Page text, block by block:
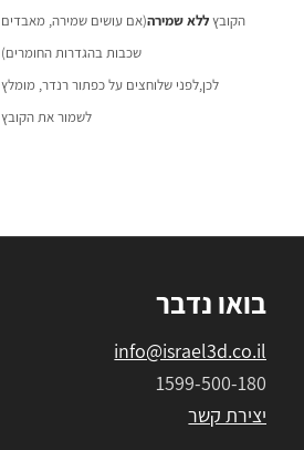
הקובץללא שמירה(אם עושים שמירה, מאבדים
שכבות בהגדרות החומרים)
לכן,לפני שלוחצים על כפתור רנדר, מומלץ
לשמור את הקובץ
בואו נדבר
info@israel3d.co.il
1599-500-180
יצירת קשר